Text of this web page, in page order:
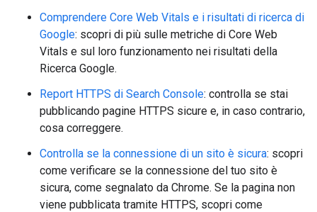
Comprendere Core Web Vitals e i risultati di ricerca di
Google: scopri di più sulle metriche di Core Web
Vitals e sul loro funzionamento nei risultati della
Ricerca Google.
Report HTTPS di Search Console: controlla se stai
pubblicando pagine HTTPS sicure e, in caso contrario,
cosa correggere.
Controlla se la connessione di un sito è sicura: scopri
come verificare se la connessione del tuo sito è
sicura, come segnalato da Chrome. Se la pagina non
viene pubblicata tramite HTTPS, scopri come